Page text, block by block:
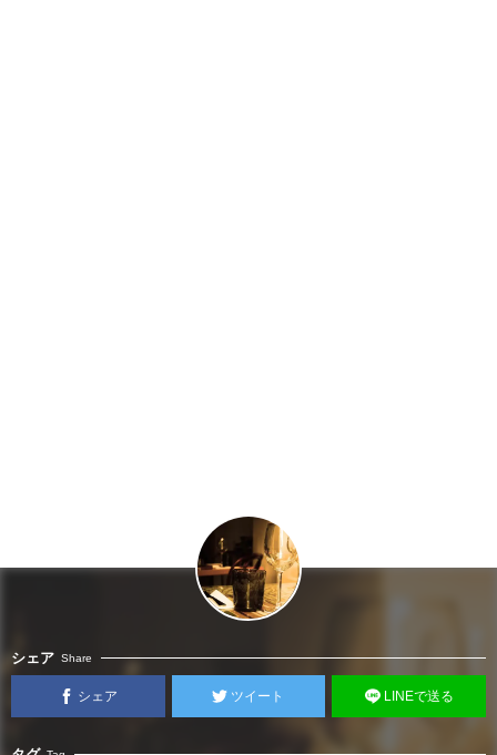
シェア Share
シェア ツイート LINEで送る